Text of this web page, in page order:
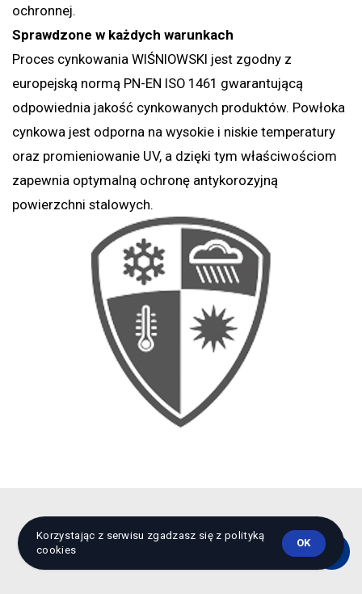
ochronnej.
Sprawdzone w każdych warunkach
Proces cynkowania WIŚNIOWSKI jest zgodny z
europejską normą PN-EN ISO 1461 gwarantującą
odpowiednia jakość cynkowanych produktów. Powłoka
cynkowa jest odporna na wysokie i niskie temperatury
oraz promieniowanie UV, a dzięki tym właściwościom
zapewnia optymalną ochronę antykorozyjną
powierzchni stalowych.
Kolory i struktury
Korzystając z serwisu zgadzasz się z polityką
cookies
OK